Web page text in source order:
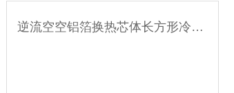
逆流空空铝箔换热芯体长方形冷却器